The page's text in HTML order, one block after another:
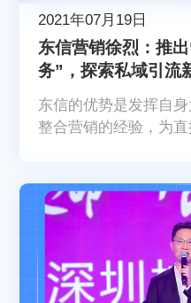
2021年07月19日
东信营销徐烈：推
务”，探索私域引流
东信的优势是发挥自
整合营销的经验，为